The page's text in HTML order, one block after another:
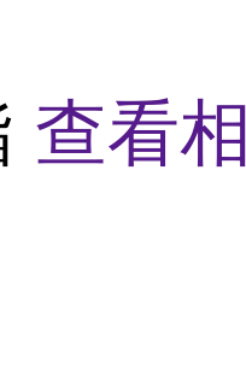
查看相